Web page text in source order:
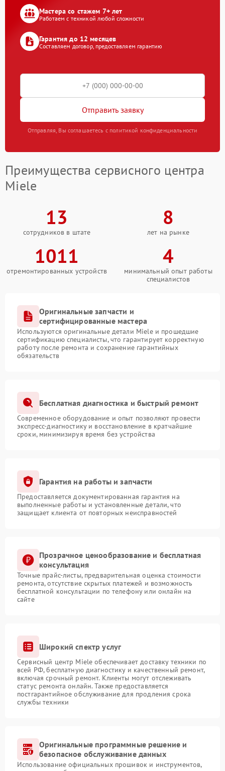
Мастера со стажем 7+ лет
Работаем с техникой любой сложности
Гарантия до 12 месяцев
Составляем договор, предоставляем гарантию
Отправить заявку
Отправляя, Вы соглашаетесь с политикой конфиденциальности
Преимущества сервисного центра
Miele
13
сотрудников в штате
8
лет на рынке
1011
отремонтированных устройств
4
минимальный опыт работы
специалистов
Оригинальные запчасти и
сертифицированные мастера
Используются оригинальные детали Miele и прошедшие
сертификацию специалисты, что гарантирует корректную
работу после ремонта и сохранение гарантийных
обязательств
Бесплатная диагностика и быстрый ремонт
Современное оборудование и опыт позволяют провести
экспресс-диагностику и восстановление в кратчайшие
сроки, минимизируя время без устройства
Гарантия на работы и запчасти
Предоставляется документированная гарантия на
выполненные работы и установленные детали, что
защищает клиента от повторных неисправностей
Прозрачное ценообразование и бесплатная
консультация
Точные прайс-листы, предварительная оценка стоимости
ремонта, отсутствие скрытых платежей и возможность
бесплатной консультации по телефону или онлайн на
сайте
Широкий спектр услуг
Сервисный центр Miele обеспечивает доставку техники по
всей РФ, бесплатную диагностику и качественный ремонт,
включая срочный ремонт. Клиенты могут отслеживать
статус ремонта онлайн. Также предоставляется
постгарантийное обслуживание для продления срока
службы техники
Оригинальные программные решение и
безопасное обслуживание данных
Использование официальных прошивок и инструментов,